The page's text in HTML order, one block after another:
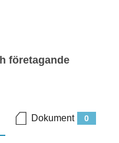
företagande
0
Dokument